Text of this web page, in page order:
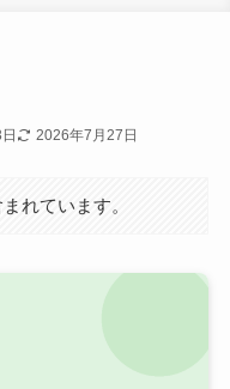
2026年7月27日
れています。